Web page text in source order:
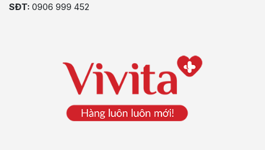
SĐT: 0906 999 452